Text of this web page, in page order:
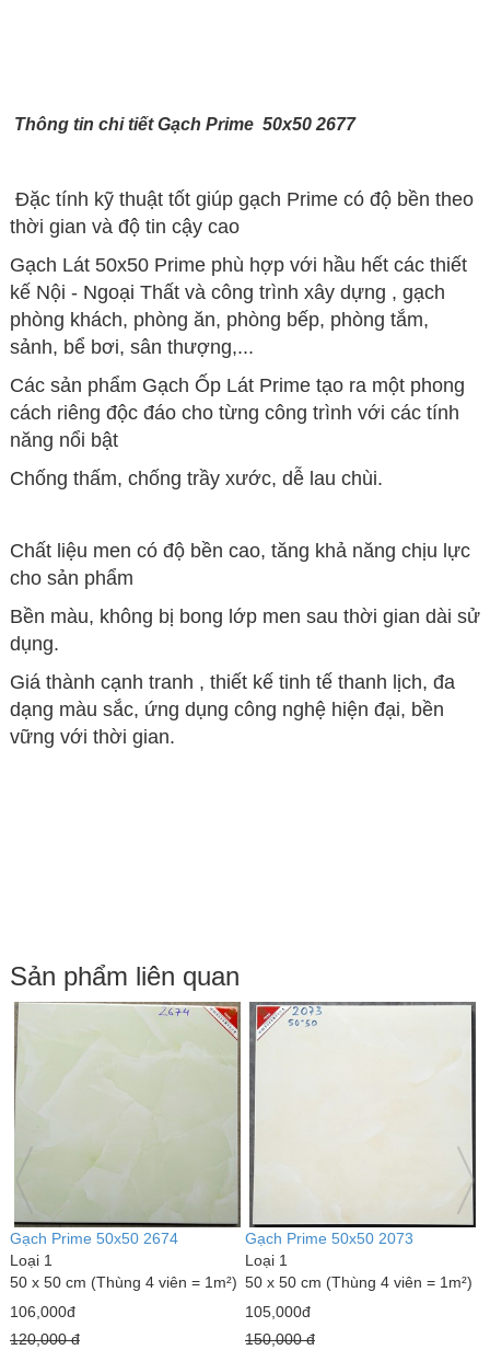
Thông tin chi tiết Gạch Prime 50x50 2677
Đặc tính kỹ thuật tốt giúp gạch Prime có độ bền theo
thời gian và độ tin cậy cao
Gạch Lát 50x50 Prime phù hợp với hầu hết các thiết
kế Nội - Ngoại Thất và công trình xây dựng , gạch
phòng khách, phòng ăn, phòng bếp, phòng tắm,
sảnh, bể bơi, sân thượng,...
Các sản phẩm Gạch Ốp Lát Prime tạo ra một phong
cách riêng độc đáo cho từng công trình với các tính
năng nổi bật
Chống thấm, chống trầy xước, dễ lau chùi.
Chất liệu men có độ bền cao, tăng khả năng chịu lực
cho sản phẩm
Bền màu, không bị bong lớp men sau thời gian dài sử
dụng.
Giá thành cạnh tranh , thiết kế tinh tế thanh lịch, đa
dạng màu sắc, ứng dụng công nghệ hiện đại, bền
vững với thời gian.
Sản phẩm liên quan
Gạch Prime 50x50 2065
Loại 1
50 x 50 cm (Thùng 4 viên = 1m²)
105,000đ
150,000 đ
Gạch Prime 50x50 2071
Loại 1
50 x 50 cm (Thùng 4 viên = 1m²)
105,000đ
150,000 đ